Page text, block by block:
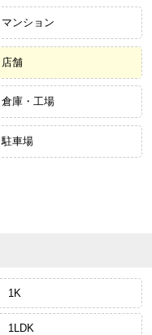
マンション
店舗
倉庫・工場
駐車場
1K
1LDK